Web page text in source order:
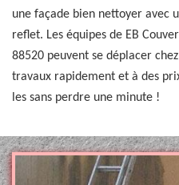
une façade bien nettoyer avec
reflet. Les équipes de EB
88520 peuvent se déplacer
travaux rapidement et à des
les sans perdre une minute !